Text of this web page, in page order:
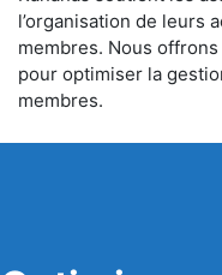
l’organisation de leurs
membres. Nous
pour optimiser la
membres.